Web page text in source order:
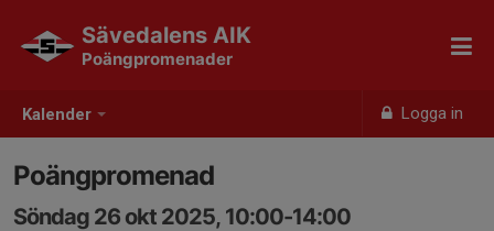
Kalender Logga in
Sävedalens AIK
Poängpromenader
Poängpromenad
Söndag 26 okt 2025, 10:00-14:00